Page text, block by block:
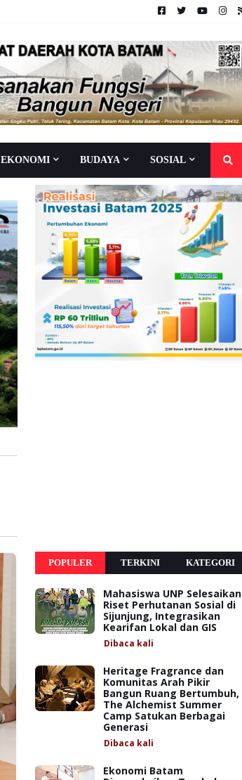
EKONOMI BUDAYA SOSIAL
POPULER TERKINI KATEGORI
Mahasiswa UNP Selesaikan
Riset Perhutanan Sosial di
Sijunjung, Integrasikan
Kearifan Lokal dan GIS
Dibaca kali
Heritage Fragrance dan
Komunitas Arah Pikir
Bangun Ruang Bertumbuh,
The Alchemist Summer
Camp Satukan Berbagai
Generasi
Dibaca kali
Ekonomi Batam